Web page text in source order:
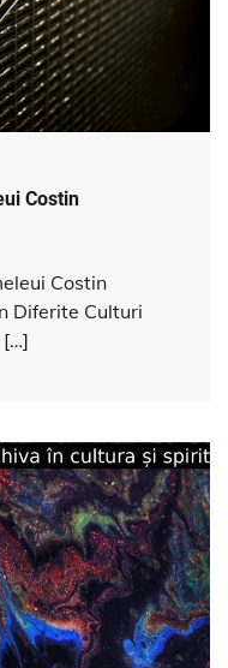
Costin
Costin
Diferite Culturi
[…]